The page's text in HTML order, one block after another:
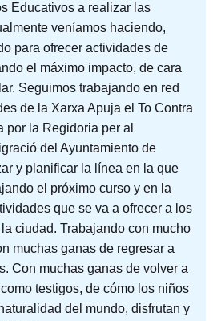
Educativos a realizar las
veníamos haciendo,
para ofrecer actividades de
el máximo impacto, de cara
Seguimos trabajando en red
de la Xarxa Apuja el To Contra
por la Regidoria per al
del Ayuntamiento de
y planificar la línea en la que
el próximo curso y en la
que se va a ofrecer a los
ciudad. Trabajando con mucho
muchas ganas de regresar a
Con muchas ganas de volver a
testigos, de cómo los niños
del mundo, disfrutan y